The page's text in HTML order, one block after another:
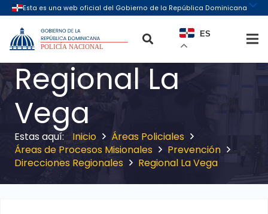
ES
Regional La
Vega
Inicio
Áreas Policiales
Áreas de Procesos Misionales
Prevención
Direcciones Regionales
Regional La Vega